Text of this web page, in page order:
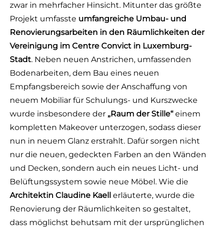
zwar in mehrfacher Hinsicht. Mitunter das größte
Projekt umfasste umfangreiche Umbau- und
Renovierungsarbeiten in den Räumlichkeiten der
Vereinigung im Centre Convict in Luxemburg-
Stadt. Neben neuen Anstrichen, umfassenden
Bodenarbeiten, dem Bau eines neuen
Empfangsbereich sowie der Anschaffung von
neuem Mobiliar für Schulungs- und Kurszwecke
wurde insbesondere der „Raum der Stille“ einem
kompletten Makeover unterzogen, sodass dieser
nun in neuem Glanz erstrahlt. Dafür sorgen nicht
nur die neuen, gedeckten Farben an den Wänden
und Decken, sondern auch ein neues Licht- und
Belüftungssystem sowie neue Möbel. Wie die
Architektin Claudine Kaell
erläuterte, wurde die
Renovierung der Räumlichkeiten so gestaltet,
dass möglichst behutsam mit der ursprünglichen